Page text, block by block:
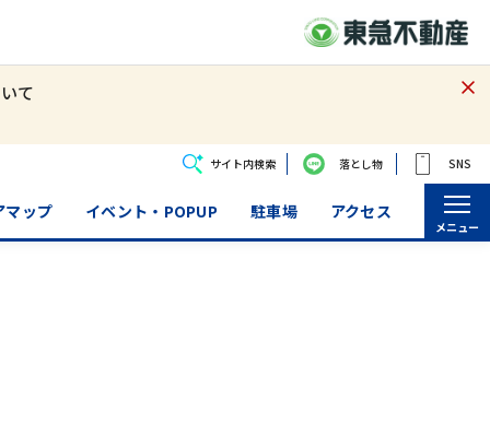
て
サイト内検索
マップ イベント・POPUP 駐車場 アクセス
落とし物 SNS
メニュー